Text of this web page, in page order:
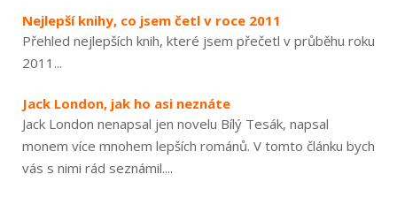
Nejlepší knihy, co jsem četl v roce 2011
Přehled nejlepších knih, které jsem přečetl v průběhu roku
2011...
Jack London, jak ho asi neznáte
Jack London nenapsal jen novelu Bílý Tesák, napsal
monem více mnohem lepších románů. V tomto článku bych
vás s nimi rád seznámil....